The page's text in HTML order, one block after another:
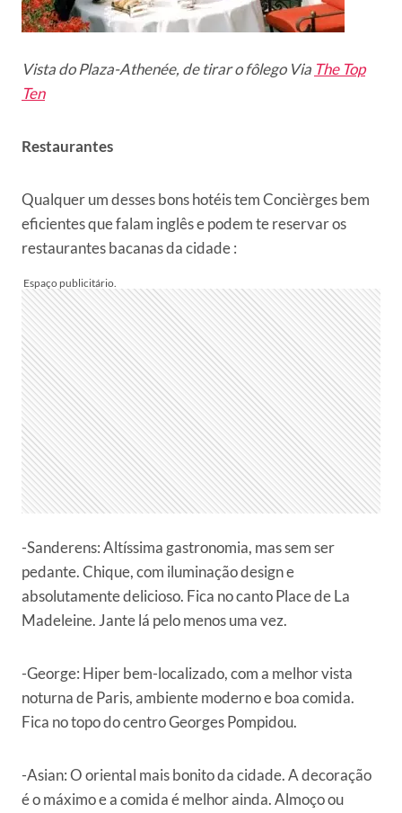
Vista do Plaza-Athenée, de tirar o fôlego Via The Top
Ten
Restaurantes
Qualquer um desses bons hotéis tem Concièrges bem
eficientes que falam inglês e podem te reservar os
restaurantes bacanas da cidade :
-Sanderens: Altíssima gastronomia, mas sem ser
pedante. Chique, com iluminação design e
absolutamente delicioso. Fica no canto Place de La
Madeleine. Jante lá pelo menos uma vez.
-George: Hiper bem-localizado, com a melhor vista
noturna de Paris, ambiente moderno e boa comida.
Fica no topo do centro Georges Pompidou.
-Asian: O oriental mais bonito da cidade. A decoração
é o máximo e a comida é melhor ainda. Almoço ou